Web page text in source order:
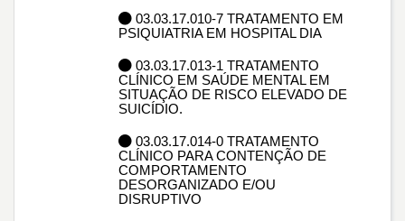
03.03.17.010-7 TRATAMENTO EM
PSIQUIATRIA EM HOSPITAL DIA
03.03.17.013-1 TRATAMENTO
CLÍNICO EM SAÚDE MENTAL EM
SITUAÇÃO DE RISCO ELEVADO DE
SUICÍDIO.
03.03.17.014-0 TRATAMENTO
CLÍNICO PARA CONTENÇÃO DE
COMPORTAMENTO
DESORGANIZADO E/OU
DISRUPTIVO